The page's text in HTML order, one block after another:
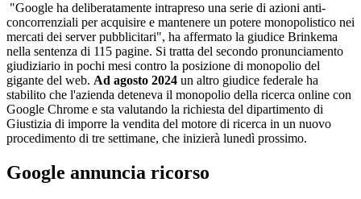
"Google ha deliberatamente intrapreso una serie di azioni anti-
concorrenziali per acquisire e mantenere un potere monopolistico nei
mercati dei server pubblicitari", ha affermato la giudice Brinkema
nella sentenza di 115 pagine. Si tratta del secondo pronunciamento
giudiziario in pochi mesi contro la posizione di monopolio del
gigante del web. Ad agosto 2024 un altro giudice federale ha
stabilito che l'azienda deteneva il monopolio della ricerca online con
Google Chrome e sta valutando la richiesta del dipartimento di
Giustizia di imporre la vendita del motore di ricerca in un nuovo
procedimento di tre settimane, che inizierà lunedì prossimo.
Google annuncia ricorso